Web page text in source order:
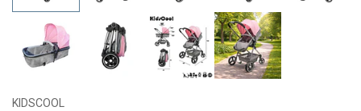
KIDSCOOL